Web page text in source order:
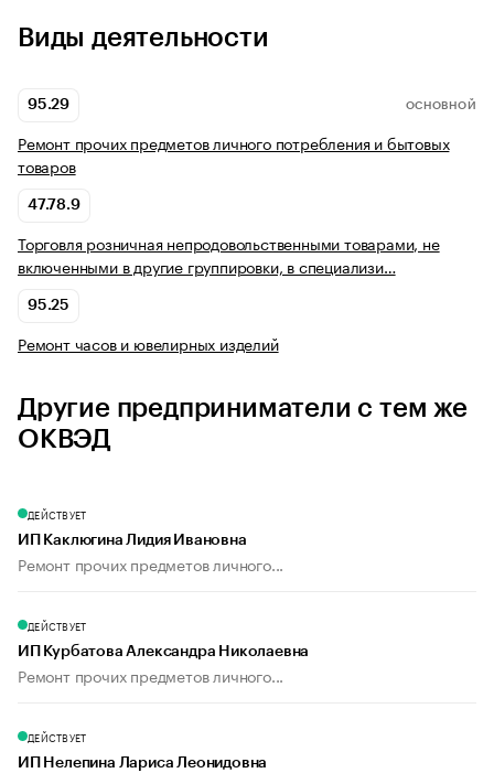
Виды деятельности
95.29 ОСНОВНОЙ
Ремонт прочих предметов личного потребления и бытовых
товаров
47.78.9
Торговля розничная непродовольственными товарами, не
включенными в другие группировки, в специализи…
95.25
Ремонт часов и ювелирных изделий
Другие предприниматели с тем же
ОКВЭД
ДЕЙСТВУЕТ
ИП Каклюгина Лидия Ивановна
Ремонт прочих предметов личного...
ДЕЙСТВУЕТ
ИП Курбатова Александра Николаевна
Ремонт прочих предметов личного...
ДЕЙСТВУЕТ
ИП Нелепина Лариса Леонидовна